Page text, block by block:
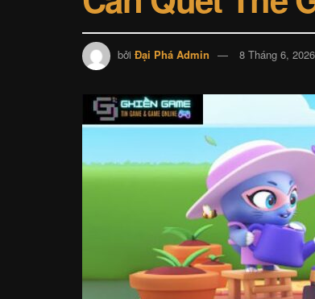
bởi Đại Phá Admin 8 Tháng 6, 2026